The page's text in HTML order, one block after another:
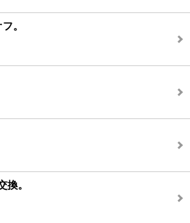
。
換。